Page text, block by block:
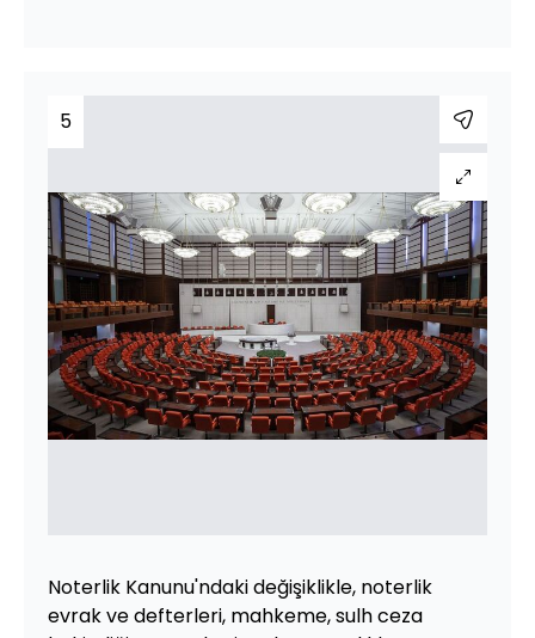
5
Noterlik Kanunu'ndaki değişiklikle, noterlik
evrak ve defterleri, mahkeme, sulh ceza